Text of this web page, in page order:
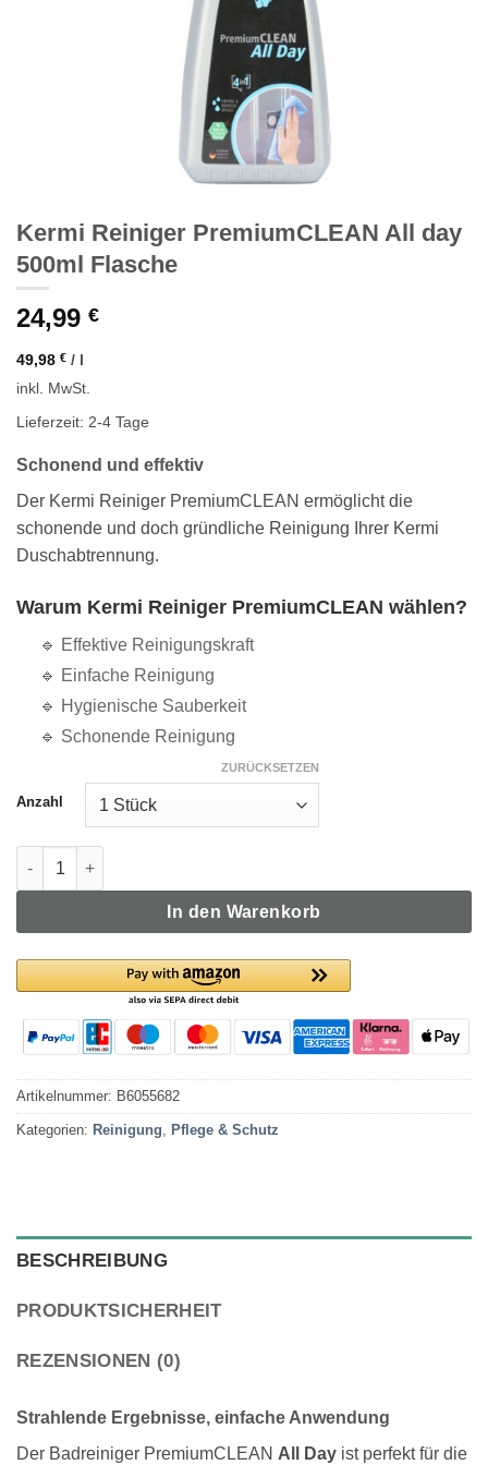
Kermi Reiniger PremiumCLEAN All day
500ml Flasche
24,99 €
49,98 € / l
inkl. MwSt.
Lieferzeit: 2-4 Tage
Schonend und effektiv
Der Kermi Reiniger PremiumCLEAN ermöglicht die
schonende und doch gründliche Reinigung Ihrer Kermi
Duschabtrennung.
Warum Kermi Reiniger PremiumCLEAN wählen?
🔹 Effektive Reinigungskraft
🔹 Einfache Reinigung
🔹 Hygienische Sauberkeit
🔹 Schonende Reinigung
Anzahl
ZURÜCKSETZEN
Kermi Reiniger PremiumCLEAN All day 500ml Flasche Menge
In den Warenkorb
Artikelnummer: B6055682
Kategorien: Reinigung Pflege & Schutz
BESCHREIBUNG
PRODUKTSICHERHEIT
REZENSIONEN (0)
Strahlende Ergebnisse, einfache Anwendung
Der Badreiniger PremiumCLEAN All Day ist perfekt für die